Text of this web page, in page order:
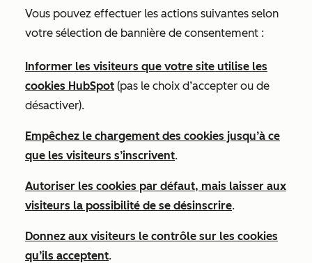
Vous pouvez effectuer les actions suivantes selon
votre sélection de bannière de consentement :
Informer les visiteurs que votre site utilise les
cookies HubSpot (pas le choix d’accepter ou de
désactiver).
Empêchez le chargement des cookies jusqu’à ce
que les visiteurs s’inscrivent.
Autoriser les cookies par défaut, mais laisser aux
visiteurs la possibilité de se désinscrire.
Donnez aux visiteurs le contrôle sur les cookies
qu’ils acceptent.